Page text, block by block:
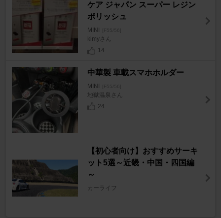
ケア ジャパン スーパー レジン
ポリッシュ
MINI [F55/56]
kimyさん
14
中華製 車載スマホホルダー
MINI [F55/56]
地獄温泉さん
24
【初心者向け】おすすめサーキ
ット5選～近畿・中国・四国編
～
カーライフ